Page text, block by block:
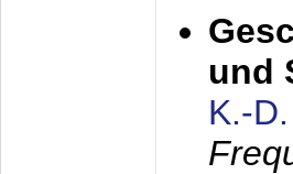
und
K.-